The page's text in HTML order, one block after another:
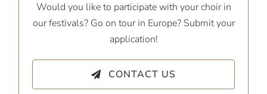
Would you like to participate with your choir in
our festivals? Go on tour in Europe? Submit your
application!
CONTACT US